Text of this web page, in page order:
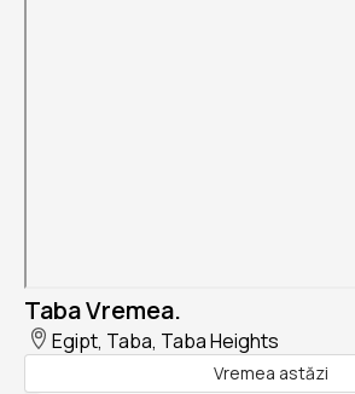
Taba Vremea.
Egipt, Taba, Taba Heights
Vremea astăzi